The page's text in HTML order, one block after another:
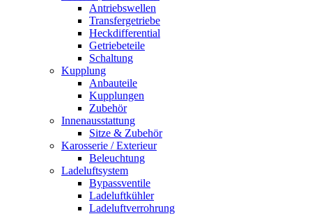
Antriebswellen
Transfergetriebe
Heckdifferential
Getriebeteile
Schaltung
Kupplung
Anbauteile
Kupplungen
Zubehör
Innenausstattung
Sitze & Zubehör
Karosserie / Exterieur
Beleuchtung
Ladeluftsystem
Bypassventile
Ladeluftkühler
Ladeluftverrohrung